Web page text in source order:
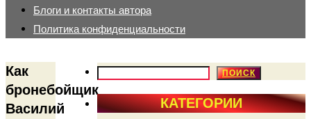
содержимому
Блоги и контакты автора
Политика конфиденциальности
Как
бронебойщик
Василий
ПОИСК
КАТЕГОРИИ